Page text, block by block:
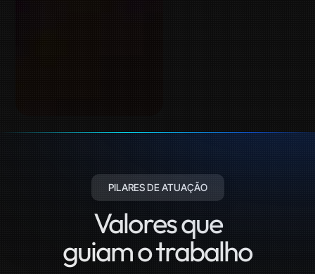
PILARES DE ATUAÇÃO
Valores que
guiam o trabalho